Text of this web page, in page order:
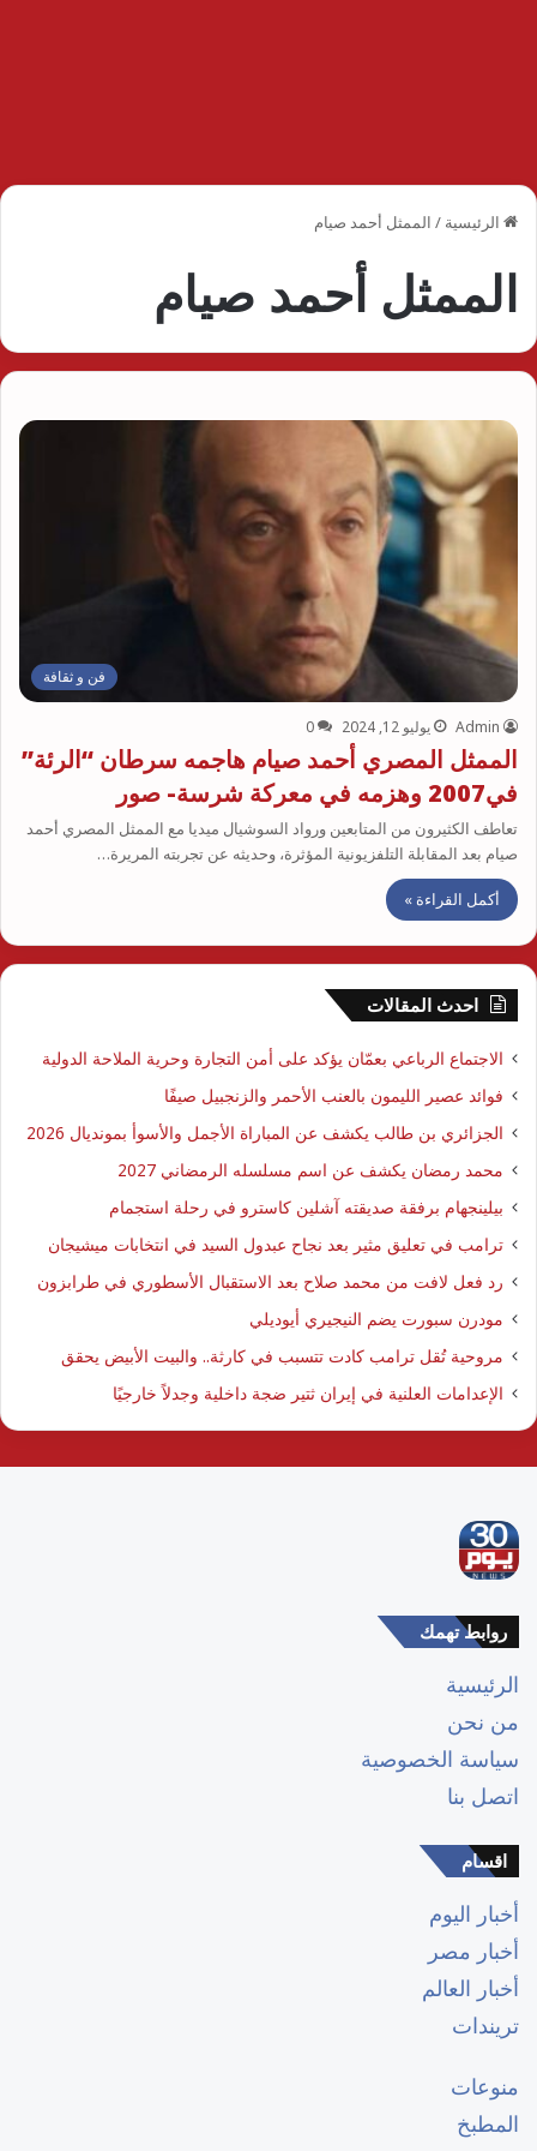
الرئيسية / الممثل أحمد صيام
الممثل أحمد صيام
فن و ثقافة
Admin يوليو 12, 2024 0
الممثل المصري أحمد صيام هاجمه سرطان “الرئة”
في2007 وهزمه في معركة شرسة- صور
تعاطف الكثيرون من المتابعين ورواد السوشيال ميديا مع الممثل المصري أحمد
صيام بعد المقابلة التلفزيونية المؤثرة، وحديثه عن تجربته المريرة…
أكمل القراءة »
احدث المقالات
الاجتماع الرباعي بعمّان يؤكد على أمن التجارة وحرية الملاحة الدولية
فوائد عصير الليمون بالعنب الأحمر والزنجبيل صيفًا
الجزائري بن طالب يكشف عن المباراة الأجمل والأسوأ بمونديال 2026
محمد رمضان يكشف عن اسم مسلسله الرمضاني 2027
بيلينجهام برفقة صديقته آشلين كاسترو في رحلة استجمام
ترامب في تعليق مثير بعد نجاح عبدول السيد في انتخابات ميشيجان
رد فعل لافت من محمد صلاح بعد الاستقبال الأسطوري في طرابزون
مودرن سبورت يضم النيجيري أيوديلي
مروحية تُقل ترامب كادت تتسبب في كارثة.. والبيت الأبيض يحقق
الإعدامات العلنية في إيران ثتير ضجة داخلية وجدلاً خارجيًا
روابط تهمك
الرئيسية
من نحن
سياسة الخصوصية
اتصل بنا
اقسام
أخبار اليوم
أخبار مصر
أخبار العالم
تريندات
منوعات
المطبخ